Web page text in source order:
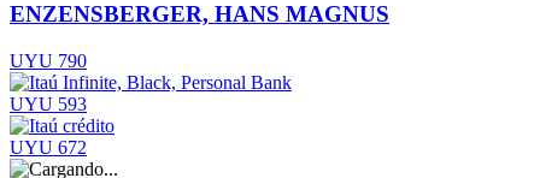
ENZENSBERGER, HANS MAGNUS
UYU 790
UYU 593
UYU 672